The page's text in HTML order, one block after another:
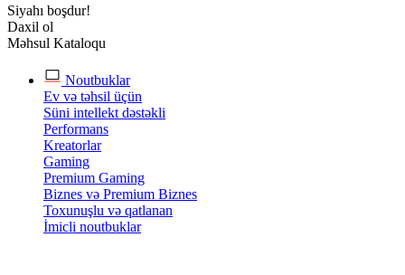
Siyahı boşdur!
Daxil ol
Məhsul Kataloqu
Noutbuklar
Ev və təhsil üçün
Süni intellekt dəstəkli
Performans
Kreatorlar
Gaming
Premium Gaming
Biznes və Premium Biznes
Toxunuşlu və qatlanan
İmicli noutbuklar